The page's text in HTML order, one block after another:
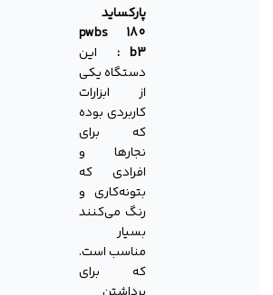
پارکساید
pwbs 180
b3 :
این
دستگاه یکی
از ابزارات
کاربردی بوده
که برای
نجارها و
افرادی که
بتونه‌کاری و
رنگ می‌کنند
بسیار
مناسب است.
که برای